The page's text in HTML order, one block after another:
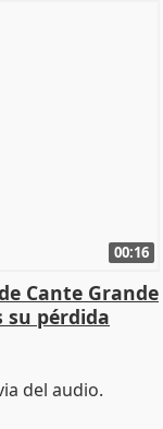
00:16
Cante Grande
su pérdida